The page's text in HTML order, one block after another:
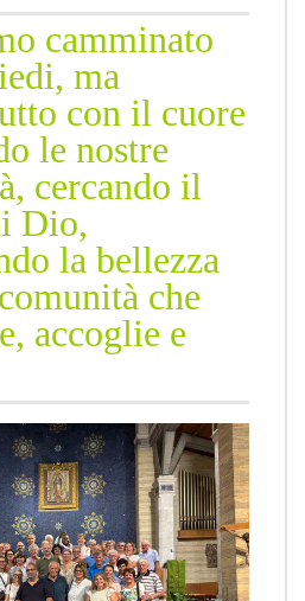
camminato
ma
con il cuore
le nostre
cercando il
Dio,
la bellezza
che
accoglie e